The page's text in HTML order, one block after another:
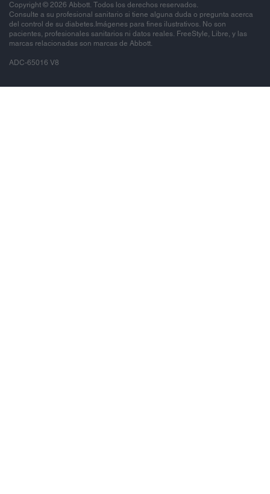
Copyright © 2026 Abbott. Todos los derechos reservados.
Consulte a su profesional sanitario si tiene alguna duda o pregunta acerca
del control de su diabetes.Imágenes para fines ilustrativos. No son
pacientes, profesionales sanitarios ni datos reales. FreeStyle, Libre, y las
marcas relacionadas son marcas de Abbott.
ADC-65016 V8